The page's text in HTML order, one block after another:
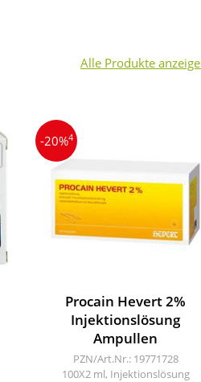
Alle Produkte
-20%4
Procain Hevert 2%
Injektionslösung
Ampullen
PZN/Art.Nr.: 19771728
100X2 ml, Injektionslösung